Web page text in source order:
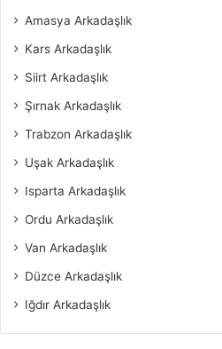
Amasya Arkadaşlık
Kars Arkadaşlık
Siirt Arkadaşlık
Şırnak Arkadaşlık
Trabzon Arkadaşlık
Uşak Arkadaşlık
Isparta Arkadaşlık
Ordu Arkadaşlık
Van Arkadaşlık
Düzce Arkadaşlık
Iğdır Arkadaşlık